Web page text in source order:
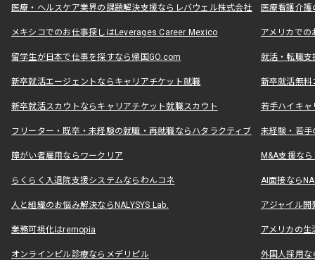
医療・ヘルスケア業界の課題解決支援ならレバウェル株式会社 医療看護介
メキシコでのお仕事探しはLeverages Career Mexico アメリカで
留学生が日本で仕事を探すなら帰国GO.com 就活・転職
新卒就活エージェントならキャリアチケット就職 新卒就活無料
新卒就活スカウトならキャリアチケット就職スカウト 若手ハイキ
フリーター・既卒・未経験の就職・再就職ならハタラクティブ 未経験・若手
障がい者雇用ならワークリア M&A支援な
らくらく入退院支援システムならわんコネ AI面接なら
人と組織のお悩み解決ならNALYSYS Lab. アジャイル
業務可視化はremopia アメリカの
オンラインピル診療ならメデリピル 外国人採用